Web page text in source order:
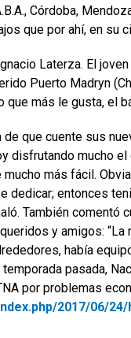
Córdoba,
que por ahí, en su
Laterza. El
Puerto Madryn
más le gusta, el
que cuente sus
disfrutando mucho
más fácil.
dedicar; entonces
También comentó
y amigos: “La
había
pasada,
por problemas
2017/06/